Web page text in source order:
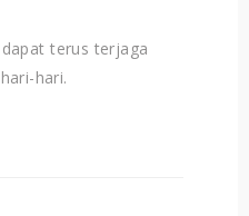
terus terjaga
hari.